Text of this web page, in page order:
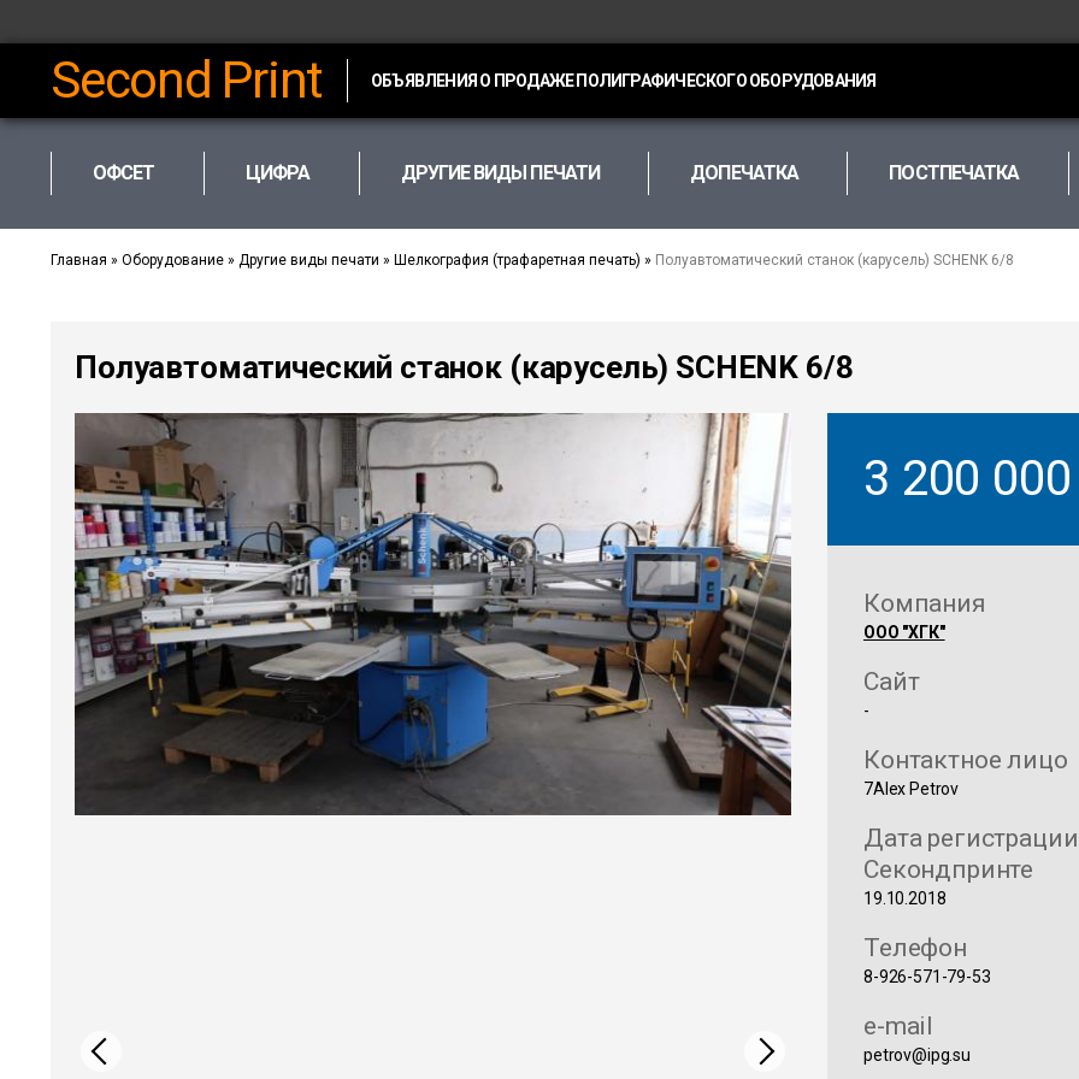
Second Print ОБЪЯВЛЕНИЯ О ПРОДАЖЕ ПОЛИГРАФИЧЕСКОГО ОБОРУДОВАНИЯ
ОФСЕТ ЦИФРА ДРУГИЕ ВИДЫ ПЕЧАТИ ДОПЕЧАТКА ПОСТПЕЧАТКА
Главная » Оборудование » Другие виды печати » Шелкография (трафаретная печать) » Полуавтоматический станок (карусель) SCHENK 6/8
Полуавтоматический станок (карусель) SCHENK 6/8
3 200
Компания
ООО "ХГК"
Сайт
-
Контактное лицо
7Alex Petrov
Дата
Секондпринте
19.10.2018
Телефон
8-926-571-79-53
e-mail
petrov@ipg.su